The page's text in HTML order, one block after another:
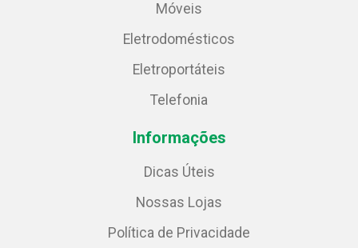
Móveis
Eletrodomésticos
Eletroportáteis
Telefonia
Informações
Dicas Úteis
Nossas Lojas
Política de Privacidade